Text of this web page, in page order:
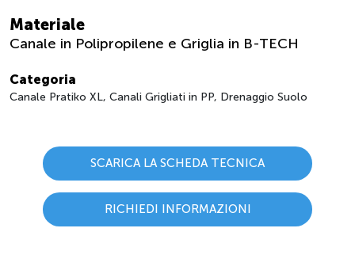
Materiale
Canale in Polipropilene e Griglia in B-TECH
Categoria
Canale Pratiko XL, Canali Grigliati in PP, Drenaggio Suolo
SCARICA LA SCHEDA TECNICA
RICHIEDI INFORMAZIONI